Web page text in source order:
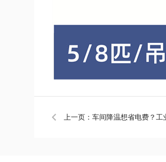
上一页：车间降温想省电费？